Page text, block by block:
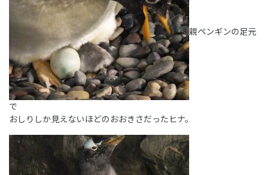
親ペンギンの足元
で
おしりしか見えないほどのおおきさだったヒナ。